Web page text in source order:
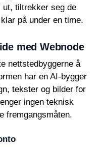
ut, tiltrekker seg de
på under en time.
med Webnode
nettstedbyggerne å
har en AI-bygger
tekster og bilder for
ingen teknisk
fremgangsmåten.